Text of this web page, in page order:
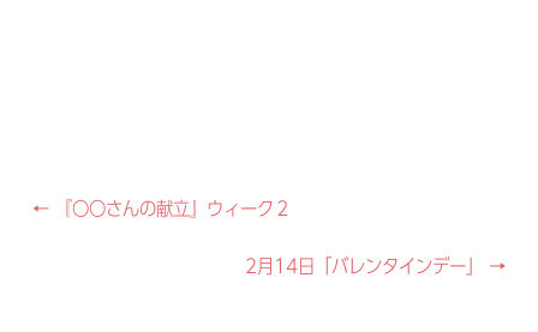
Post
←『〇〇さんの献立』ウィーク２
2月14日「バレンタインデー」 →